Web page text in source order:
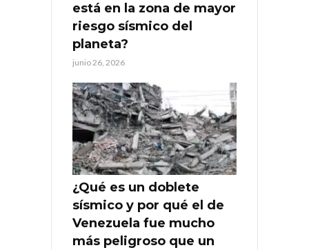
está en la zona de mayor
riesgo sísmico del
planeta?
junio 26, 2026
¿Qué es un doblete
sísmico y por qué el de
Venezuela fue mucho
más peligroso que un